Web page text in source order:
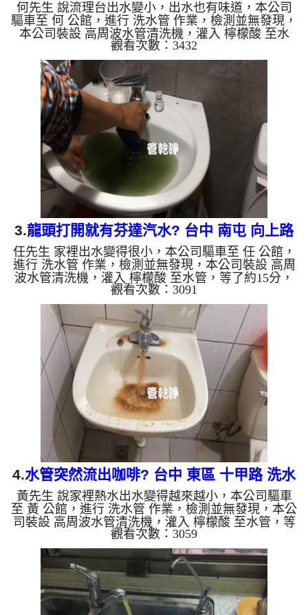
管
何先生 說流理台出水變小，出水也有味道，本公司
驅車至 何 公館，進行 洗水管 作業，檢測並無發現，
本公司裝設 高周波水管清洗機，灌入 檸檬酸 至水
管，等了約15分，開啟 水管清洗機 ，啟動 螺旋波 模
式，一開始洗不出什麼，突然流出咖啡色髒水，看起
來與濃郁的咖啡一樣，兩個多小時後，出水變乾淨了
出水量也恢復了。 如是自來水，如水管老化，會產
生鐵鏽跟泥沙堆積，洗出來的水就會是咖啡色，地下
水含有氧化錳，管壁上會結成黑色管垢，洗出來的水
會跟石油一樣黑，有些洗出綠色的水，是因為裡面有
銅的物質，生鏽產生...
觀看次數：3432
3.龍頭打開就有芬達汽水? 台中 南屯 向上路
水管清洗
任先生 家裡出水變得很小，本公司驅車至 任 公館，
進行 洗水管 作業，檢測並無發現，本公司裝設 高周
波水管清洗機，灌入 檸檬酸 至水管，等了約15分，
開啟 水管清洗機 ，啟動 螺旋波 模式，剛洗就流出綠
色髒水，看起來跟芬達汽水一樣，兩個多小時後，出
水乾淨了出水量也恢復了。 如是自來水，如水管老
化，會產生鐵鏽跟泥沙堆積，洗出來的水就會是咖啡
色，地下水含有氧化錳，管壁上會結成黑色管垢，洗
出來的水會跟石油一樣黑，有些洗出綠色的水，是因
為裡面有銅的物質，生鏽產生銅綠，如是藍色的水，
是因為水龍頭合金...
觀看次數：3091
4.水管突然流出咖啡? 台中 東區 十甲路 洗水
管
黃先生 說家裡熱水出水變得越來越小，本公司驅車
至 黃 公館，進行 洗水管 作業，檢測並無發現，本公
司裝設 高周波水管清洗機，灌入 檸檬酸 至水管，等
了約15分，開啟 水管清洗機 ，啟動 螺旋波 模式，剛
洗就流出黃色髒水，突然流出了咖啡色的髒水，兩個
多小時後，出水變乾淨出水量回復了。 如是自來
水，如水管老化，會產生鐵鏽跟泥沙堆積，洗出來的
水就會是咖啡色，地下水含有氧化錳，管壁上會結成
黑色管垢，洗出來的水會跟石油一樣黑，有些洗出綠
觀看次數：3059